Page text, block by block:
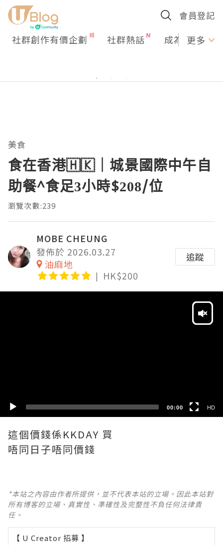
會員登記
社群創作有價企劃 社群熱話 成為U更多
美食
食在香港🇭🇰｜城景國際中午自
助餐^食足3小時$208/位
瀏覽次數:239
MOBE CHEUNG
發佈於 2026.03.27
油麻地
HK$200
追蹤
00:00 HD
這個價錢係KKDAY 買
唔同日子唔同價錢
*本站之內容由作者所提供，並不代表本站的立場。因此本站對
所有博客的立場、真實性、準確性及完整性不負任何法律責
任。
【 U Creator 招募 】